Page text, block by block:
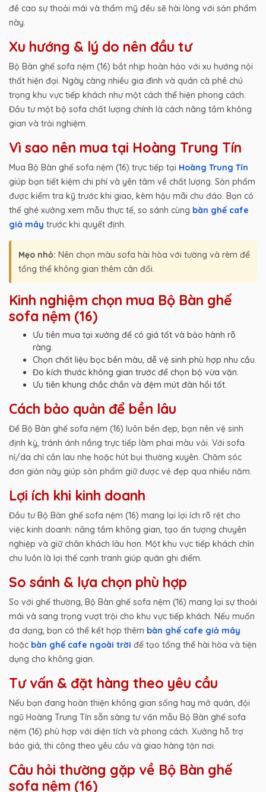
đề cao sự thoải mái và thẩm mỹ đều sẽ hài lòng với sản phẩm
này.
Xu hướng & lý do nên đầu tư
Bộ Bàn ghế sofa nệm (16) bắt nhịp hoàn hảo với xu hướng nội
thất hiện đại. Ngày càng nhiều gia đình và quán cà phê chú
trọng khu vực tiếp khách như một cách thể hiện phong cách.
Đầu tư một bộ sofa chất lượng chính là cách nâng tầm không
gian và trải nghiệm.
Vì sao nên mua tại Hoàng Trung Tín
Mua Bộ Bàn ghế sofa nệm (16) trực tiếp tại Hoàng Trung Tín
giúp bạn tiết kiệm chi phí và yên tâm về chất lượng. Sản phẩm
được kiểm tra kỹ trước khi giao, kèm hậu mãi chu đáo. Bạn có
thể ghé xưởng xem mẫu thực tế, so sánh cùng bàn ghế cafe
giả mây trước khi quyết định.
Mẹo nhỏ: Nên chọn màu sofa hài hòa với tường và rèm để
tổng thể không gian thêm cân đối.
Kinh nghiệm chọn mua Bộ Bàn ghế
sofa nệm (16)
Ưu tiên mua tại xưởng để có giá tốt và bảo hành rõ
ràng.
Chọn chất liệu bọc bền màu, dễ vệ sinh phù hợp nhu cầu.
Đo kích thước không gian trước để chọn bộ vừa vặn.
Ưu tiên khung chắc chắn và đệm mút đàn hồi tốt.
Cách bảo quản để bền lâu
Để Bộ Bàn ghế sofa nệm (16) luôn bền đẹp, bạn nên vệ sinh
định kỳ, tránh ánh nắng trực tiếp làm phai màu vải. Với sofa
nỉ/da chỉ cần lau nhẹ hoặc hút bụi thường xuyên. Chăm sóc
đơn giản này giúp sản phẩm giữ được vẻ đẹp qua nhiều năm.
Lợi ích khi kinh doanh
Đầu tư Bộ Bàn ghế sofa nệm (16) mang lại lợi ích rõ rệt cho
việc kinh doanh: nâng tầm không gian, tạo ấn tượng chuyên
nghiệp và giữ chân khách lâu hơn. Một khu vực tiếp khách chỉn
chu luôn là lợi thế cạnh tranh giúp quán ghi điểm.
So sánh & lựa chọn phù hợp
So với ghế thường, Bộ Bàn ghế sofa nệm (16) mang lại sự thoải
mái và sang trọng vượt trội cho khu vực tiếp khách. Nếu muốn
đa dạng, bạn có thể kết hợp thêm bàn ghế cafe giả mây
hoặc bàn ghế cafe ngoài trời để tạo tổng thể hài hòa và tiện
dụng cho không gian.
Tư vấn & đặt hàng theo yêu cầu
Nếu bạn đang hoàn thiện không gian sống hay mở quán, đội
ngũ Hoàng Trung Tín sẵn sàng tư vấn mẫu Bộ Bàn ghế sofa
nệm (16) phù hợp với diện tích và phong cách. Xưởng hỗ trợ
báo giá, thi công theo yêu cầu và giao hàng tận nơi.
Câu hỏi thường gặp về Bộ Bàn ghế
sofa nệm (16)